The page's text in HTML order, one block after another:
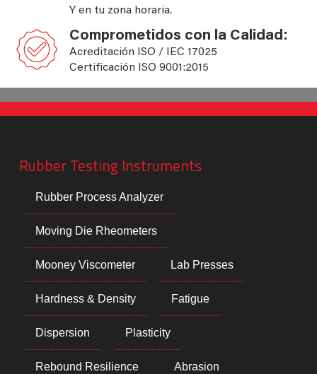
Y en tu zona horaria.
Comprometidos con la Calidad:
Acreditación ISO / IEC 17025
Certificación ISO 9001:2015
Rubber Testing Instruments
Rubber Process Analyzer
Moving Die Rheometers
Mooney Viscometer Lab Presses
Hardness & Density Fatigue
Dispersion Plasticity
Rebound Resilience Abrasion